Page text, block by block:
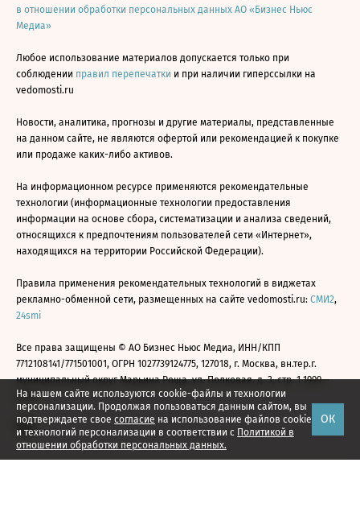
На нашем сайте используются cookie-файлы и технологии
персонализации. Продолжая пользоваться данным сайтом, вы
подтверждаете свое согласие на использование файлов cookie
и технологий персонализации в соответствии с Политикой в
отношении обработки персональных данных.
ОК
в отношении обработки персональных данных АО «Бизнес Ньюс
Медиа»
Любое использование материалов допускается только при
соблюдении правил перепечатки и при наличии гиперссылки на
vedomosti.ru
Новости, аналитика, прогнозы и другие материалы, представленные
на данном сайте, не являются офертой или рекомендацией к покупке
или продаже каких-либо активов.
На информационном ресурсе применяются рекомендательные
технологии (информационные технологии предоставления
информации на основе сбора, систематизации и анализа сведений,
относящихся к предпочтениям пользователей сети «Интернет»,
находящихся на территории Российской Федерации).
Правила применения рекомендательных технологий в виджетах
рекламно-обменной сети, размещенных на сайте vedomosti.ru: СМИ2,
24smi
Все права защищены © АО Бизнес Ньюс Медиа, ИНН/КПП
7712108141/771501001, ОГРН 1027739124775, 127018, г. Москва, вн.тер.г.
муниципальный округ Марьина Роща, ул. Полковая, д. 3, стр. 1 1999—
2026